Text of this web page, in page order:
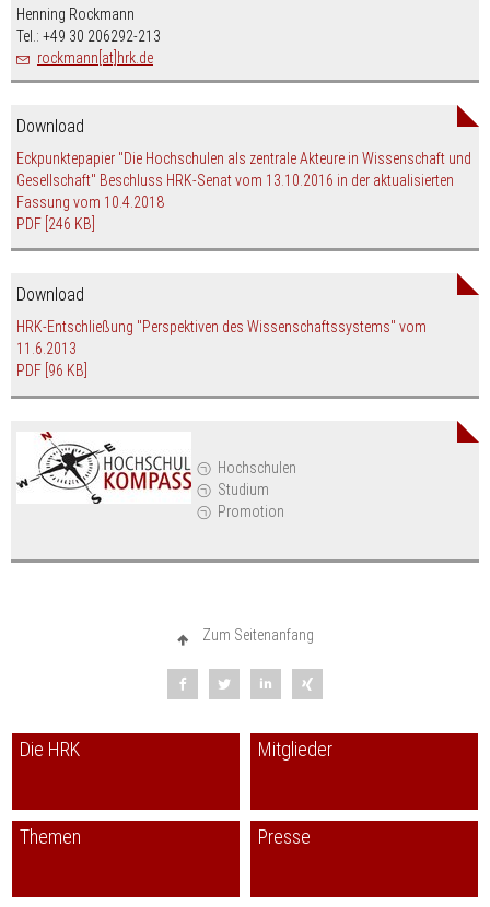
Hochschulen
Studium
Promotion
Henning Rockmann
Tel.: +49 30 206292-213
rockmann[at]hrk.de
Download
Eckpunktepapier "Die Hochschulen als zentrale Akteure in Wissenschaft und
Gesellschaft" Beschluss HRK-Senat vom 13.10.2016 in der aktualisierten
Fassung vom 10.4.2018
PDF [246 KB]
Download
HRK-Entschließung "Perspektiven des Wissenschaftssystems" vom
11.6.2013
PDF [96 KB]
Zum Seitenanfang
Die HRK Mitglieder
Themen Presse